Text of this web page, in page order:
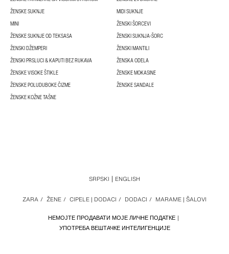
ŽENSKE SUKNJE
MIDI SUKNJE
MINI
ŽENSKI ŠORCEVI
ŽENSKE SUKNJE OD TEKSASA
ŽENSKI SUKNJA-ŠORC
ŽENSKI DŽEMPERI
ŽENSKI MANTILI
ŽENSKI PRSLUCI & KAPUTI BEZ RUKAVA
ŽENSKA ODELA
ŽENSKE VISOKE ŠTIKLE
ŽENSKE MOKASINE
ŽENSKE POLUDUBOKE ČIZME
ŽENSKE SANDALE
ŽENSKE KOŽNE TAŠNE
НЕМОЈТЕ ПРОДАВАТИ МОЈЕ ЛИЧНЕ ПОДАТКЕ
УПОТРЕБА ВЕШТАЧКЕ ИНТЕЛИГЕНЦИЈЕ
ZARA / ŽENE / CIPELE | DODACI / DODACI / MARAME | ŠALOVI
SRPSKI ENGLISH